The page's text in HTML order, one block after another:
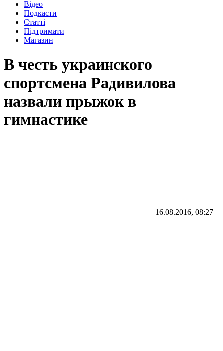
Відео
Подкасти
Статті
Підтримати
Магазин
В честь украинского
спортсмена Радивилова
назвали прыжок в
гимнастике
16.08.2016, 08:27